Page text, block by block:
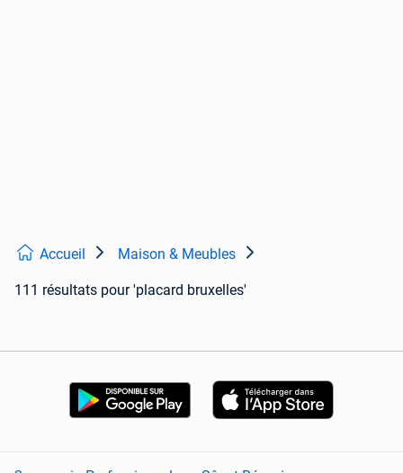
Accueil Maison & Meubles
111 résultats pour 'placard bruxelles'